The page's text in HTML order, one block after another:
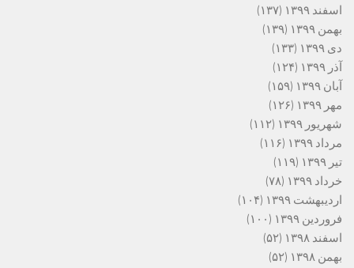
اسفند ۱۳۹۹
(۱۳۷)
بهمن ۱۳۹۹
(۱۳۹)
دی ۱۳۹۹
(۱۳۳)
آذر ۱۳۹۹
(۱۲۴)
آبان ۱۳۹۹
(۱۵۹)
مهر ۱۳۹۹
(۱۲۶)
شهریور ۱۳۹۹
(۱۱۲)
مرداد ۱۳۹۹
(۱۱۶)
تیر ۱۳۹۹
(۱۱۹)
خرداد ۱۳۹۹
(۷۸)
اردیبهشت ۱۳۹۹
(۱۰۴)
فروردین ۱۳۹۹
(۱۰۰)
اسفند ۱۳۹۸
(۵۲)
بهمن ۱۳۹۸
(۵۲)